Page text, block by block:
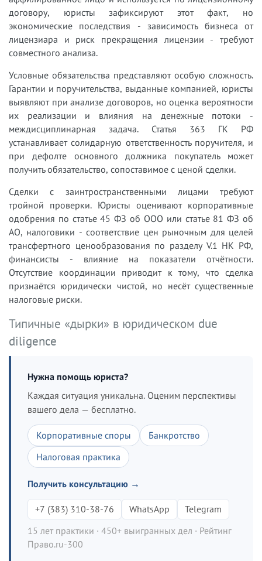
договору, юристы зафиксируют этот факт, но
экономические последствия - зависимость бизнеса от
лицензиара и риск прекращения лицензии - требуют
совместного анализа.
Условные обязательства представляют особую сложность.
Гарантии и поручительства, выданные компанией, юристы
выявляют при анализе договоров, но оценка вероятности
их реализации и влияния на денежные потоки -
междисциплинарная задача. Статья 363 ГК РФ
устанавливает солидарную ответственность поручителя, и
при дефолте основного должника покупатель может
получить обязательство, сопоставимое с ценой сделки.
Сделки с заинтространственными лицами требуют
тройной проверки. Юристы оценивают корпоративные
одобрения по статье 45 ФЗ об ООО или статье 81 ФЗ об
АО, налоговики - соответствие цен рыночным для целей
трансфертного ценообразования по разделу V.1 НК РФ,
финансисты - влияние на показатели отчётности.
Отсутствие координации приводит к тому, что сделка
признаётся юридически чистой, но несёт существенные
налоговые риски.
Типичные «дырки» в юридическом due
diligence
Нужна помощь юриста?
Каждая ситуация уникальна. Оценим перспективы
вашего дела — бесплатно.
Корпоративные споры
Банкротство
Налоговая практика
Получить консультацию →
+7 (383) 310-38-76 WhatsApp
Telegram
15 лет практики · 450+ выигранных дел · Рейтинг
Право.ru-300